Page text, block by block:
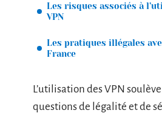
Les risques associés à
VPN
Les pratiques illégales
France
L’utilisation des VPN
questions de légalité et de